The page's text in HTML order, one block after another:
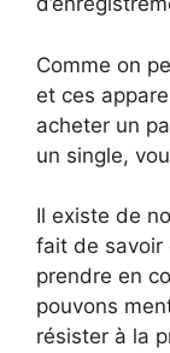
Comme on
et ces
acheter un
un single,
Il existe de
fait de savoir
prendre en
pouvons
résister à la